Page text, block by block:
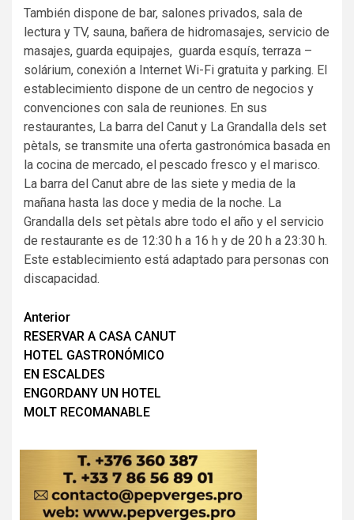
También dispone de bar, salones privados, sala de
lectura y TV, sauna, bañera de hidromasajes, servicio de
masajes, guarda equipajes, guarda esquís, terraza –
solárium, conexión a Internet Wi-Fi gratuita y parking. El
establecimiento dispone de un centro de negocios y
convenciones con sala de reuniones. En sus
restaurantes, La barra del Canut y La Grandalla dels set
pètals, se transmite una oferta gastronómica basada en
la cocina de mercado, el pescado fresco y el marisco.
La barra del Canut abre de las siete y media de la
mañana hasta las doce y media de la noche. La
Grandalla dels set pètals abre todo el año y el servicio
de restaurante es de 12:30 h a 16 h y de 20 h a 23:30 h.
Este establecimiento está adaptado para personas con
discapacidad.
Navegación
de
entradas
Anterior
RESERVAR A CASA CANUT
HOTEL GASTRONÓMICO
EN ESCALDES
ENGORDANY UN HOTEL
MOLT RECOMANABLE